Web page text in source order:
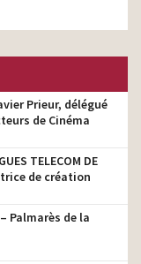
Prieur, délégué
de Cinéma
TELECOM DE
de création
Palmarès de la